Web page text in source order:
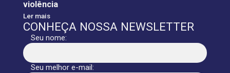
violência
Ler mais
CONHEÇA NOSSA NEWSLETTER
Seu nome:
Seu melhor e-mail: